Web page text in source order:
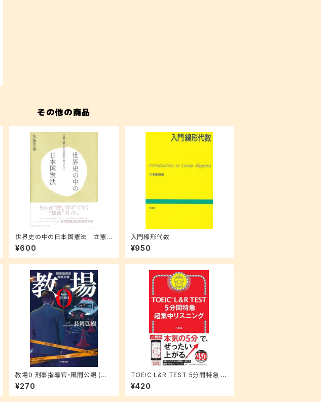
その他の商品
世界史の中の日本国憲法 立憲
主義の史的展開を踏まえて
¥600
入門線形代数
¥950
教場0 刑事指導官・風間公親 (小
学館文庫 な 17-4)
¥270
TOEIC L&R TEST 5分間特急 超
集中リスニング (TOEIC TEST 特
急シリーズ)
¥420